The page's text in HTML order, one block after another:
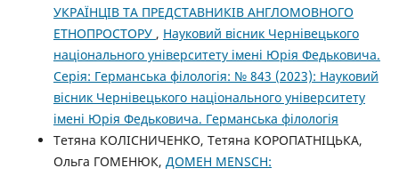
УКРАЇНЦІВ ТА ПРЕДСТАВНИКІВ АНГЛОМОВНОГО
ЕТНОПРОСТОРУ , Науковий вісник Чернівецького
національного університету імені Юрія Федьковича.
Серія: Германська філологія: № 843 (2023): Науковий
вісник Чернівецького національного університету
імені Юрія Федьковича. Германська філологія
Тетяна КОЛІСНИЧЕНКО, Тетяна КОРОПАТНІЦЬКА,
Ольга ГОМЕНЮК, ДОМЕН MENSCH: